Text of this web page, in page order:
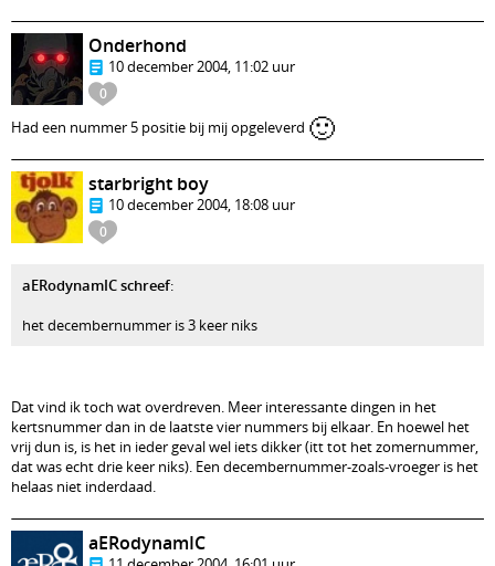
0
Onderhond
10 december 2004, 11:02 uur
Had een nummer 5 positie bij mij opgeleverd 🙂
0
starbright boy
10 december 2004, 18:08 uur
aERodynamIC schreef:
het decembernummer is 3 keer niks
Dat vind ik toch wat overdreven. Meer interessante dingen in het
kertsnummer dan in de laatste vier nummers bij elkaar. En hoewel het
vrij dun is, is het in ieder geval wel iets dikker (itt tot het zomernummer,
dat was echt drie keer niks). Een decembernummer-zoals-vroeger is het
helaas niet inderdaad.
aERodynamIC